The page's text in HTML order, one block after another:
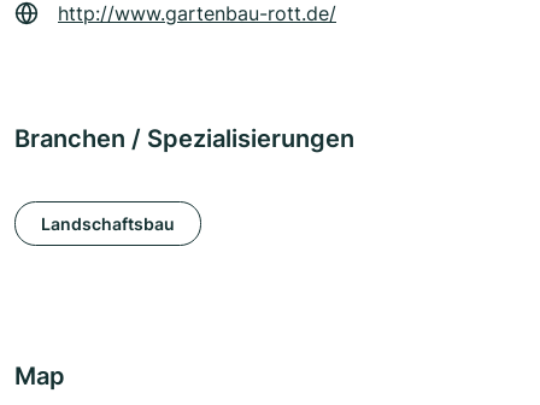
http://www.gartenbau-rott.de/
Branchen / Spezialisierungen
Landschaftsbau
Map